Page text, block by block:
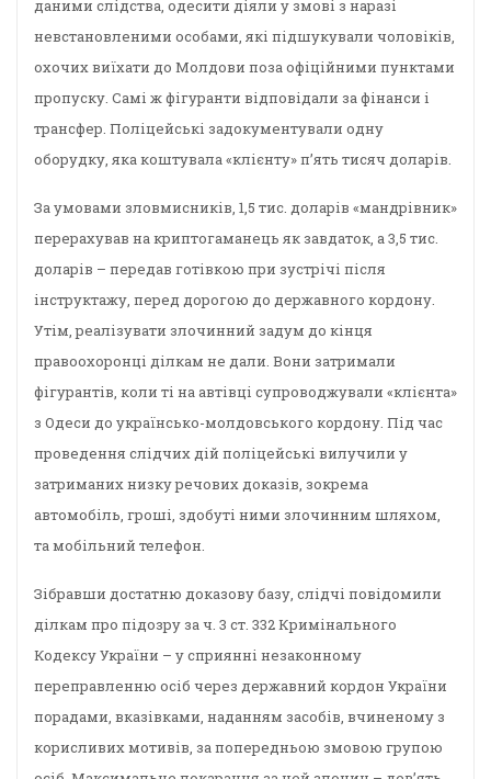
даними слідства, одесити діяли у змові з наразі
невстановленими особами, які підшукували чоловіків,
охочих виїхати до Молдови поза офіційними пунктами
пропуску. Самі ж фігуранти відповідали за фінанси і
трансфер. Поліцейські задокументували одну
оборудку, яка коштувала «клієнту» п’ять тисяч доларів.
За умовами зловмисників, 1,5 тис. доларів «мандрівник»
перерахував на криптогаманець як завдаток, а 3,5 тис.
доларів – передав готівкою при зустрічі після
інструктажу, перед дорогою до державного кордону.
Утім, реалізувати злочинний задум до кінця
правоохоронці ділкам не дали. Вони затримали
фігурантів, коли ті на автівці супроводжували «клієнта»
з Одеси до українсько-молдовського кордону. Під час
проведення слідчих дій поліцейські вилучили у
затриманих низку речових доказів, зокрема
автомобіль, гроші, здобуті ними злочинним шляхом,
та мобільний телефон.
Зібравши достатню доказову базу, слідчі повідомили
ділкам про підозру за ч. 3 ст. 332 Кримінального
Кодексу України – у сприянні незаконному
переправленню осіб через державний кордон України
порадами, вказівками, наданням засобів, вчиненому з
корисливих мотивів, за попередньою змовою групою